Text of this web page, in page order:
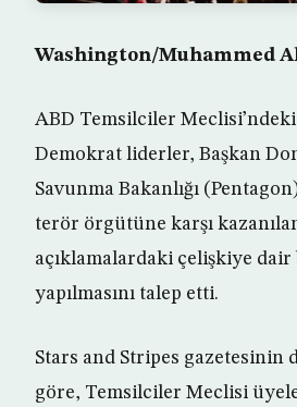
Washington/Muhammed
ABD Temsilciler
Demokrat liderler, Başkan
Savunma Bakanlığı
terör örgütüne karşı
açıklamalardaki çelişkiye dair
yapılmasını talep etti.
Stars and Stripes gazetesinin
göre, Temsilciler Meclisi